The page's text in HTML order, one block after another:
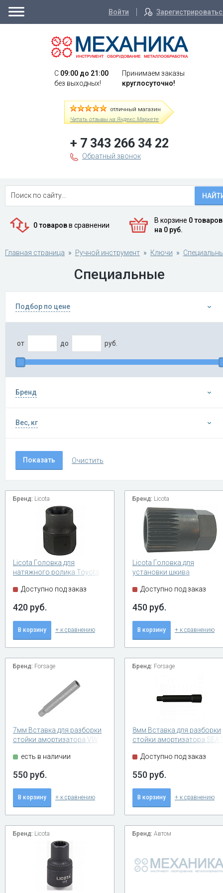
Войти
C 09:00 до 21:00
без выходных!
Принимаем заказы
круглосуточно!
отличный магазин
Читать отзывы на Яндекс.Маркете
+ 7 343 266 34 22
Обратный звонок
0 товаровв сравнении
В корзине 0 товаров
на 0 руб.
Главная страница Ручной инструмент Ключи
Специальные
Подбор по цене
от до руб.
Бренд
Вес, кг
Бренд: Licota
Licota Головка для
натяжного ролика Toyota
Доступно под заказ
420 руб.
В корзину + к сравнению
Бренд: Licota
Licota Головка для
установки шкива
Доступно под заказ
450 руб.
В корзину + к сравнению
Бренд: Forsage
7мм Вставка для разборки
стойки амортизатора VW
есть в наличии
550 руб.
В корзину + к сравнению
Бренд: Forsage
8мм Вставка для разборки
стойки амортизатора SEAT
Доступно под заказ
550 руб.
В корзину + к сравнению
Бренд: Licota Бренд: Автом